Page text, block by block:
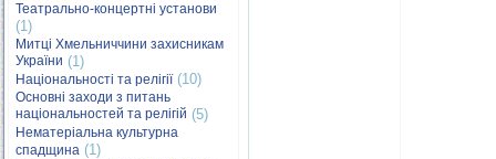
Театрально-концертні установи
(1)
Митці Хмельниччини захисникам
України (1)
Національності та релігії(10)
Основні заходи з питань
національностей та релігій (5)
Нематеріальна культурна
спадщина (1)